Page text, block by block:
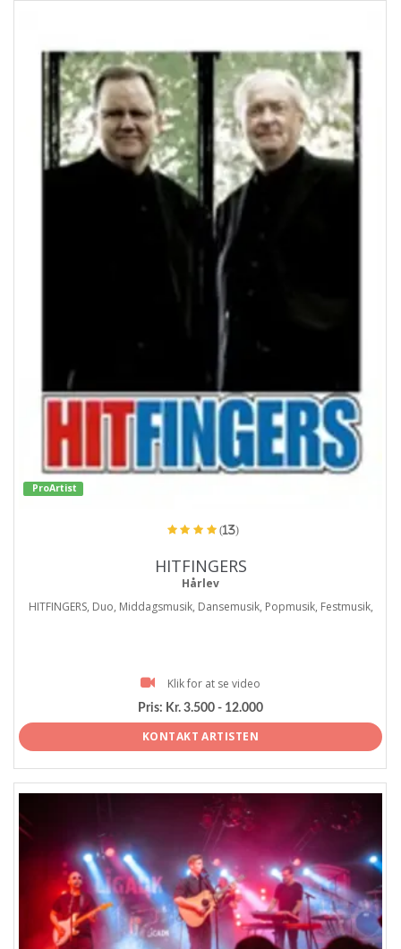
ProArtist
(13)
HITFINGERS
Hårlev
HITFINGERS, Duo, Middagsmusik, Dansemusik, Popmusik, Festmusik,
Klik for at se video
Pris: Kr. 3.500 - 12.000
KONTAKT ARTISTEN